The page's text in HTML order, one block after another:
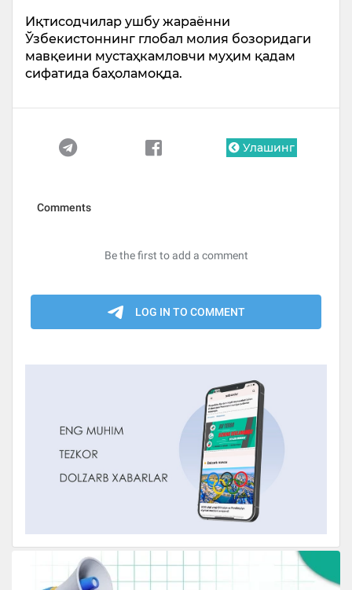
Иқтисодчилар ушбу жараённи
Ўзбекистоннинг глобал молия бозоридаги
мавқеини мустаҳкамловчи муҳим қадам
сифатида баҳоламоқда.
Улашинг